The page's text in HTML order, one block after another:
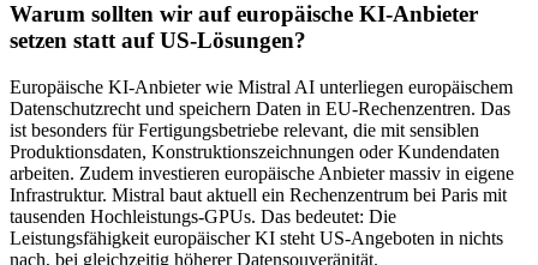
Warum sollten wir auf europäische KI-Anbieter
setzen statt auf US-Lösungen?
Europäische KI-Anbieter wie Mistral AI unterliegen europäischem
Datenschutzrecht und speichern Daten in EU-Rechenzentren. Das
ist besonders für Fertigungsbetriebe relevant, die mit sensiblen
Produktionsdaten, Konstruktionszeichnungen oder Kundendaten
arbeiten. Zudem investieren europäische Anbieter massiv in eigene
Infrastruktur. Mistral baut aktuell ein Rechenzentrum bei Paris mit
tausenden Hochleistungs-GPUs. Das bedeutet: Die
Leistungsfähigkeit europäischer KI steht US-Angeboten in nichts
nach, bei gleichzeitig höherer Datensouveränität.